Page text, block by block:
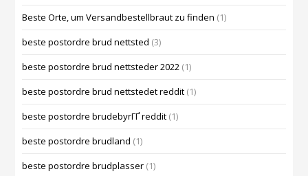
Beste Orte, um Versandbestellbraut zu finden (1)
beste postordre brud nettsted (3)
beste postordre brud nettsteder 2022 (1)
beste postordre brud nettstedet reddit (1)
beste postordre brudebyrГҐ reddit (1)
beste postordre brudland (1)
beste postordre brudplasser (1)